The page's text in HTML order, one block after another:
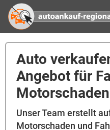
Auto
Angebot für
Motorschaden
Unser Team erstellt
Motorschaden und